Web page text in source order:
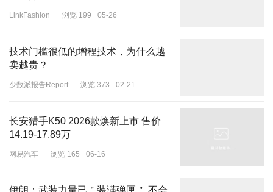
而后，又有网友提供了一个新证据，称阿娇被好几个配音大佬吐槽过
不背台词，原片都是工作人员在旁提醒一句，阿娇念一句，每句话两
三个字停顿一次，现场声完全听不清，几乎都是助理的粤语提醒声，
LinkFashion 浏览 199 05-26
技术门槛很低的增程技术，为什么越
卖越贵？
少数派报告Report 浏览 373 02-21
长安猎手K50 2026款焕新上市 售价
14.19-17.89万
网易汽车 浏览 165 06-16